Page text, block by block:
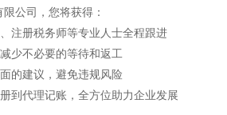
公司，您将获得：
、注册税务师等专业人士全程跟进
少不必要的等待和返工
的建议，避免违规风险
册到代理记账，全方位助力企业发展